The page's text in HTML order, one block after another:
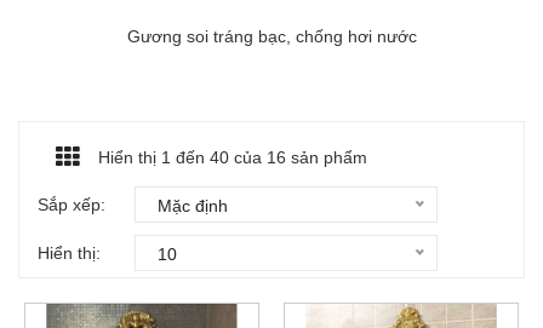
Gương soi tráng bạc, chống hơi nước
Hiển thị 1 đến 40 của 16 sản phẩm
Sắp xếp: Mặc định
Hiển thị: 10